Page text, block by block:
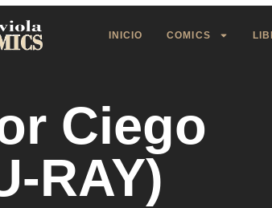
INICIO COMICS
Ciego
RAY)